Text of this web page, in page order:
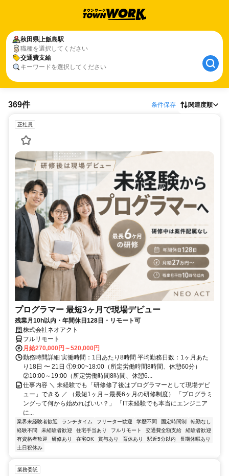
秋田県上飯島駅
職種を選択してください
交通費支給
キーワードを選択してください
369件 条件保存 関連度順
正社員
プログラマー 最短3ヶ月で現場デビュー
残業月10h以内・年間休日128日・リモート可
株式会社ネオアクト
フルリモート
月給270,000円～520,000円
勤務時間詳細 実働時間：1日あたり8時間 平均勤務日数：1ヶ月あた
り18日 〜 21日 ①9:00~18:00（所定労働時間8時間、休憩60分）
②10:00～19:00（所定労働時間8時間、休憩6...
仕事内容 ＼ 未経験でも「研修修了後はプログラマーとして現場デビ
ュー」できる ／ （最短1ヶ月～最長6ヶ月の研修制度） 「プログラミ
ングって何から始めればいい？」 「IT未経験でも本当にエンジニア
に...
業界未経験者歓迎 ランチタイム フリーター歓迎 学歴不問 固定時間制
転勤なし
経験不問
未経験者歓迎 住宅手当あり フルリモート 交通費全額支給
経験者歓迎
有資格者歓迎
研修あり 在宅OK 賞与あり 育休あり 駅近5分以内
長期休暇あり
土日祝休み
業務委託